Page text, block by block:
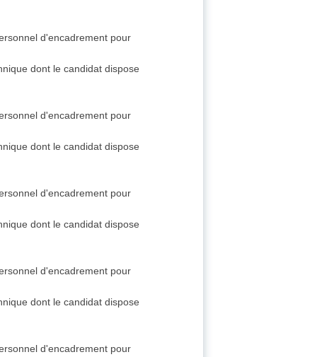
d'encadrement pour
dont le candidat dispose
d'encadrement pour
dont le candidat dispose
d'encadrement pour
dont le candidat dispose
d'encadrement pour
dont le candidat dispose
d'encadrement pour